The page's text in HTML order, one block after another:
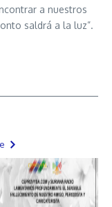
a nuestros
saldrá a la luz”.